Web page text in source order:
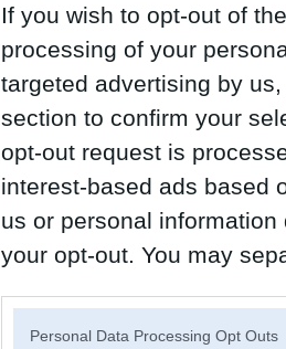
If you wish to opt-out of
processing of your
targeted advertising by
section to confirm your
opt-out request is
interest-based ads based
us or personal
your opt-out. You may
Personal Data Processing Opt Outs